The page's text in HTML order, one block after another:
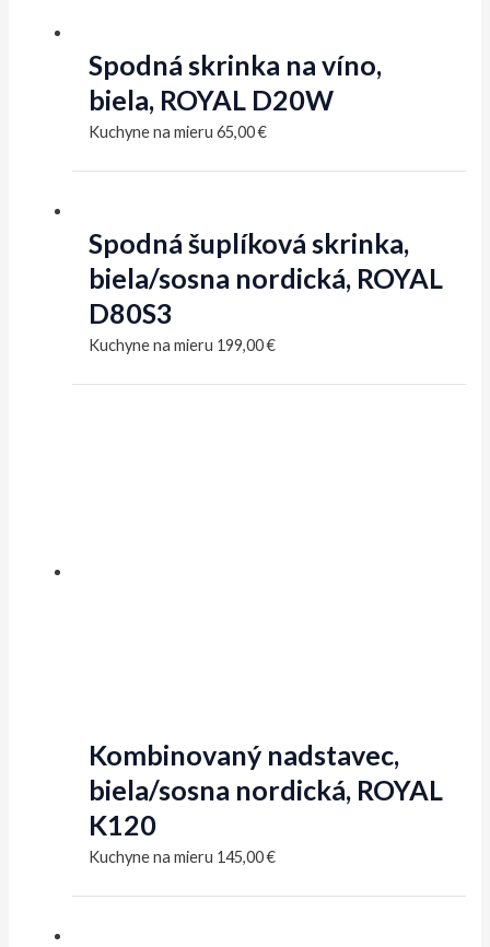
Spodná skrinka na víno,
biela, ROYAL D20W
Kuchyne na mieru 65,00€
Spodná šuplíková skrinka,
biela/sosna nordická, ROYAL
D80S3
Kuchyne na mieru 199,00€
Kombinovaný nadstavec,
biela/sosna nordická, ROYAL
K120
Kuchyne na mieru 145,00€